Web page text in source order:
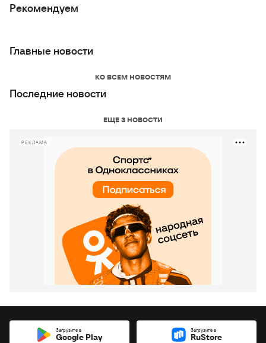
Рекомендуем
Главные новости
КО ВСЕМ НОВОСТЯМ
Последние новости
ЕЩЕ 3 НОВОСТИ
РЕКЛАМА
Загрузите в
Google Play
Загрузите в
RuStore